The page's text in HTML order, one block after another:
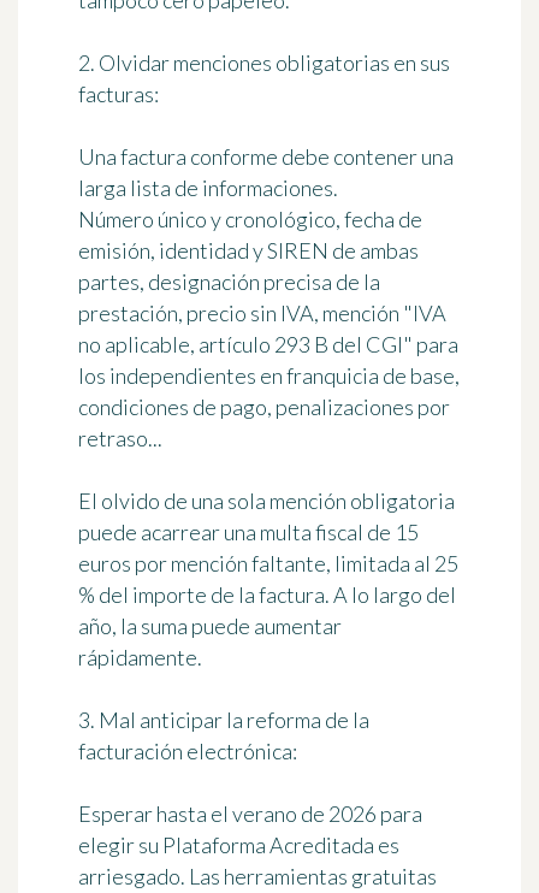
2. Olvidar menciones obligatorias en sus
facturas:
Una factura conforme debe contener una
larga lista de informaciones.
Número único y cronológico, fecha de
emisión, identidad y SIREN de ambas
partes, designación precisa de la
prestación, precio sin IVA, mención "IVA
no aplicable, artículo 293 B del CGI" para
los independientes en franquicia de base,
condiciones de pago, penalizaciones por
retraso...
El olvido de una sola mención obligatoria
puede acarrear una multa fiscal de 15
euros por mención faltante, limitada al 25
% del importe de la factura. A lo largo del
año, la suma puede aumentar
rápidamente.
3. Mal anticipar la reforma de la
facturación electrónica:
Esperar hasta el verano de 2026 para
elegir su Plataforma Acreditada es
arriesgado. Las herramientas gratuitas